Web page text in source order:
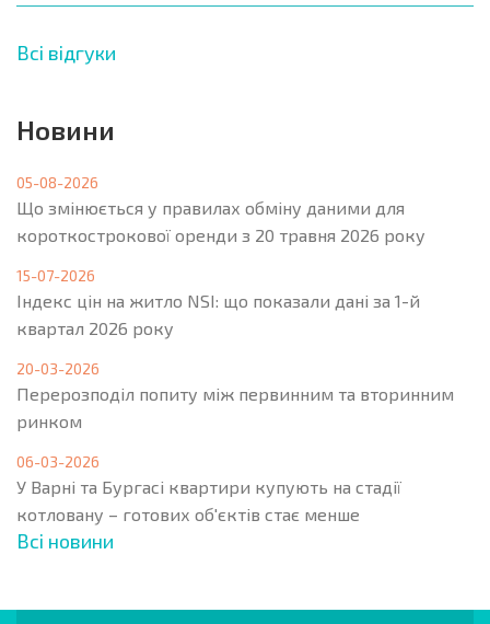
Всі відгуки
Новини
05-08-2026
Що змінюється у правилах обміну даними для
короткострокової оренди з 20 травня 2026 року
15-07-2026
Індекс цін на житло NSI: що показали дані за 1-й
квартал 2026 року
20-03-2026
Перерозподіл попиту між первинним та вторинним
ринком
06-03-2026
У Варні та Бургасі квартири купують на стадії
котловану – готових об'єктів стає менше
Всі новини